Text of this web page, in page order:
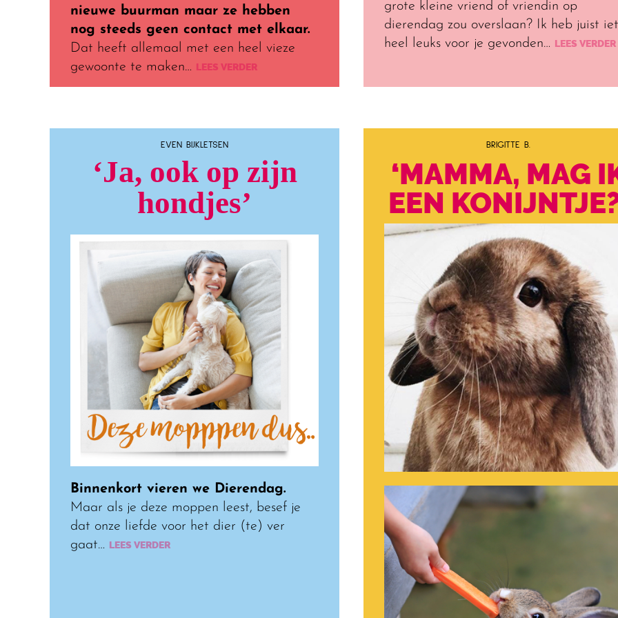
nieuwe buurman maar ze hebben
nog steeds geen contact met elkaar.
Dat heeft allemaal met een heel vieze
gewoonte te maken… LEES VERDER
grote kleine vriend of vriendin op
dierendag zou overslaan? Ik heb juist
heel leuks voor je gevonden… LEES VERDER
EVEN BIJKLETSEN
‘Ja, ook op zijn
hondjes’
Binnenkort vieren we Dierendag.
Maar als je deze moppen leest, besef je
dat onze liefde voor het dier (te) ver
gaat… LEES VERDER
BRIGITTE B.
‘MAMMA, MAG
EEN